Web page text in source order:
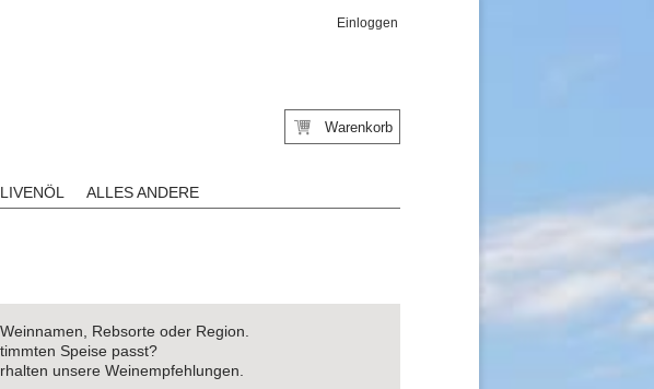
Einloggen
ALLES ANDERE
Warenkorb
Rebsorte oder Region.
Speise passt?
unsere Weinempfehlungen.